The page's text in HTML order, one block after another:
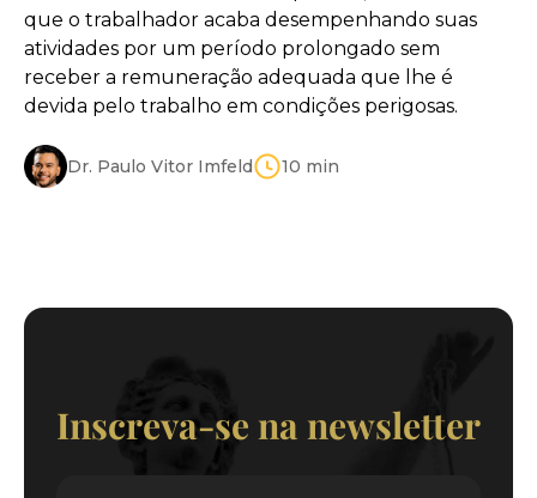
que o trabalhador acaba desempenhando suas
atividades por um período prolongado sem
receber a remuneração adequada que lhe é
devida pelo trabalho em condições perigosas.
Dr. Paulo Vitor Imfeld 10 min
Inscreva-se na newsletter